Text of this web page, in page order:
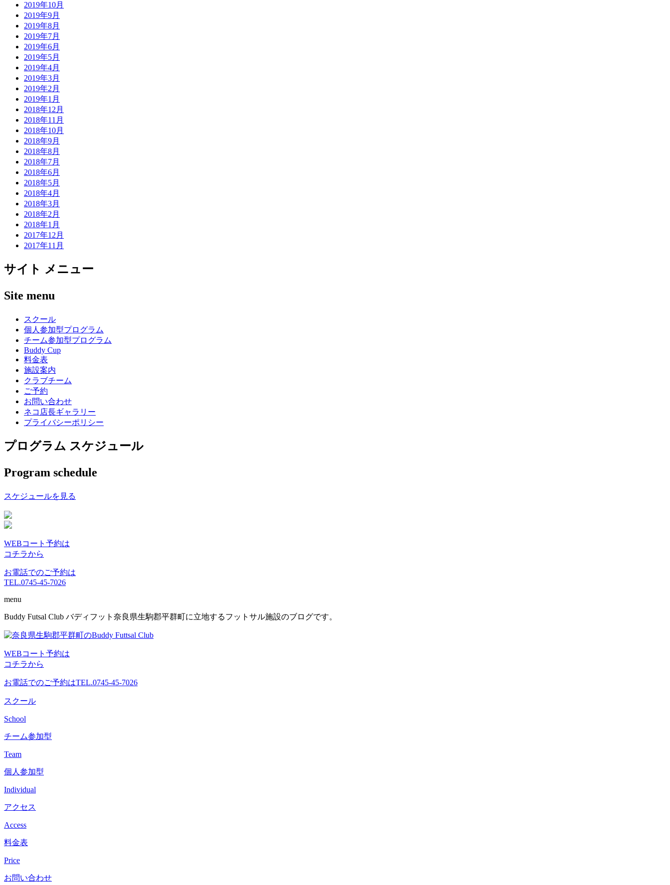
2019年10月
2019年9月
2019年8月
2019年7月
2019年6月
2019年5月
2019年4月
2019年3月
2019年2月
2019年1月
2018年12月
2018年11月
2018年10月
2018年9月
2018年8月
2018年7月
2018年6月
2018年5月
2018年4月
2018年3月
2018年2月
2018年1月
2017年12月
2017年11月
サイト メニュー
Site menu
スクール
個人参加型プログラム
チーム参加型プログラム
Buddy Cup
料金表
施設案内
クラブチーム
ご予約
お問い合わせ
ネコ店長ギャラリー
プライバシーポリシー
プログラム スケジュール
Program schedule
スケジュールを見る
WEBコート予約は
コチラから
お電話でのご予約は
TEL.0745-45-7026
menu
コ
テ
ツ
へ
ス
キ
ッ
Buddy Futsal Club バディフット奈良県生駒郡平群町に立地するフットサル施設のブログです。
WEBコート予約は
コチラから
お電話でのご予約はTEL.0745-45-7026
スクール
School
チーム参加型
Team
個人参加型
Individual
アクセス
Access
料金表
Price
お問い合わせ